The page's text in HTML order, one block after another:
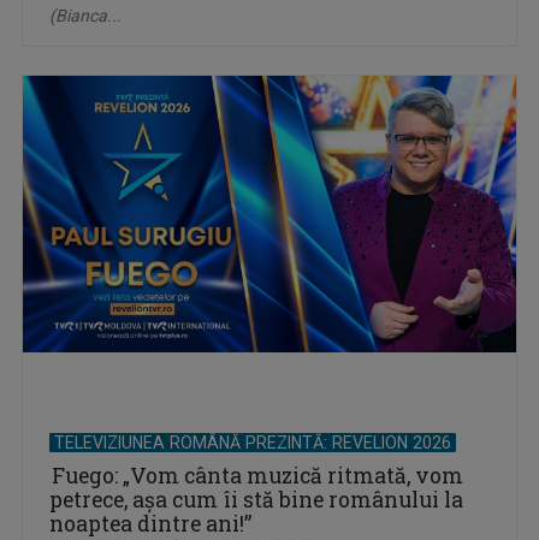
(Bianca...
TELEVIZIUNEA ROMÂNĂ PREZINTĂ: REVELION 2026
Fuego: „Vom cânta muzică ritmată, vom
petrece, așa cum îi stă bine românului la
noaptea dintre ani!”